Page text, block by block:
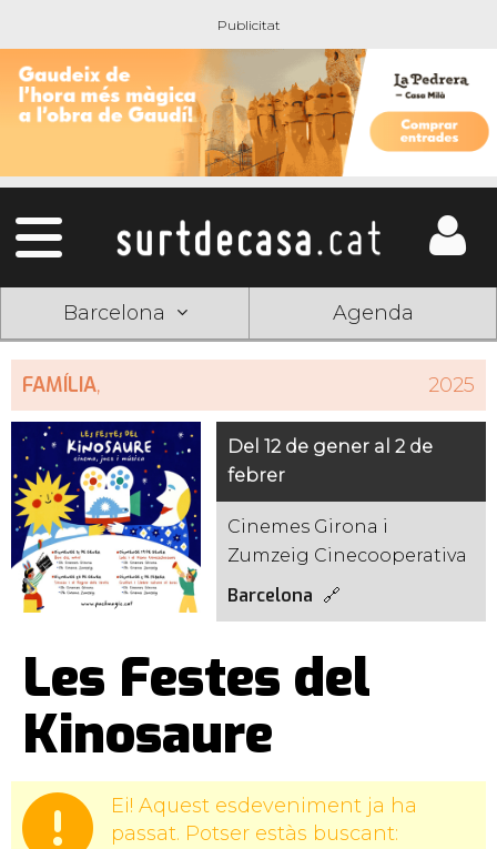
Barcelona Agenda
FAMÍLIA, 2025
Del 12 de gener al 2 de
febrer
Cinemes Girona i
Zumzeig Cinecooperativa
Barcelona
Les Festes del
Kinosaure
Ei! Aquest esdeveniment ja ha
passat. Potser estàs buscant: